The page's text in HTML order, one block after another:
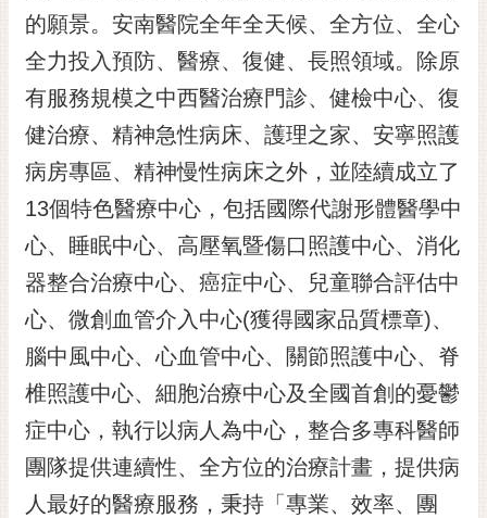
網
站
導
覽
訂
閱
RSS
訂
閱
電
子
報
市
民
信
箱
English
的願景。安南醫院全年全天候、全方位、全心
全力投入預防、醫療、復健、長照領域。除原
有服務規模之中西醫治療門診、健檢中心、復
健治療、精神急性病床、護理之家、安寧照護
病房專區、精神慢性病床之外，並陸續成立了
13個特色醫療中心，包括國際代謝形體醫學中
心、睡眠中心、高壓氧暨傷口照護中心、消化
器整合治療中心、癌症中心、兒童聯合評估中
心、微創血管介入中心(獲得國家品質標章)、
腦中風中心、心血管中心、關節照護中心、脊
椎照護中心、細胞治療中心及全國首創的憂鬱
症中心，執行以病人為中心，整合多專科醫師
團隊提供連續性、全方位的治療計畫，提供病
人最好的醫療服務，秉持「專業、效率、團